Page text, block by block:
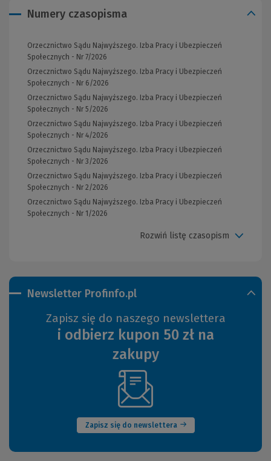
Newsletter Profinfo.pl
Zapisz się do naszego newslettera
i odbierz kupon 50 zł na
zakupy
Zapisz się do newslettera
(Nowe
okno)
Numery czasopisma
Orzecznictwo Sądu Najwyższego. Izba Pracy i Ubezpieczeń
Społecznych - Nr 7/2026
Orzecznictwo Sądu Najwyższego. Izba Pracy i Ubezpieczeń
Społecznych - Nr 6/2026
Orzecznictwo Sądu Najwyższego. Izba Pracy i Ubezpieczeń
Społecznych - Nr 5/2026
Orzecznictwo Sądu Najwyższego. Izba Pracy i Ubezpieczeń
Społecznych - Nr 4/2026
Orzecznictwo Sądu Najwyższego. Izba Pracy i Ubezpieczeń
Społecznych - Nr 3/2026
Orzecznictwo Sądu Najwyższego. Izba Pracy i Ubezpieczeń
Społecznych - Nr 2/2026
Orzecznictwo Sądu Najwyższego. Izba Pracy i Ubezpieczeń
Społecznych - Nr 1/2026
Rozwiń listę czasopism